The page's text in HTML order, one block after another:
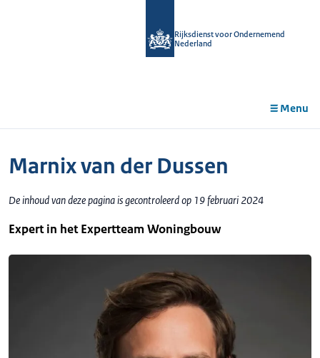
Rijksdienst voor Ondernemend
Nederland
Menu
Marnix van der Dussen
De inhoud van deze pagina is gecontroleerd op 19 februari 2024
Expert in het Expertteam Woningbouw